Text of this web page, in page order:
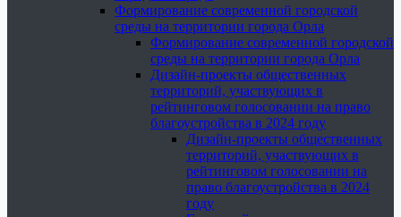
Формирование современной городской
среды на территории города Орла
Формирование современной городской
среды на территории города Орла
Дизайн-проекты общественных
территорий, участвующих в
рейтинговом голосовании на право
благоустройства в 2024 году
Дизайн-проекты общественных
территорий, участвующих в
рейтинговом голосовании на
право благоустройства в 2024
году